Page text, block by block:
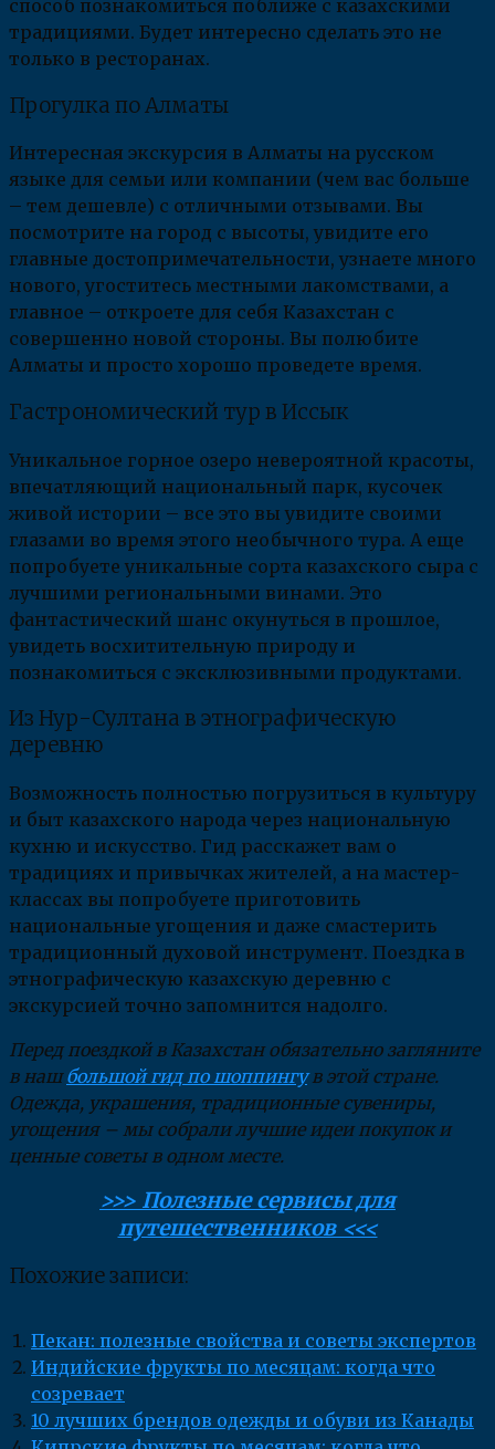
способ познакомиться поближе с казахскими
традициями. Будет интересно сделать это не
только в ресторанах.
Прогулка по Алматы
Интересная экскурсия в Алматы на русском
языке для семьи или компании (чем вас больше
– тем дешевле) с отличными отзывами. Вы
посмотрите на город с высоты, увидите его
главные достопримечательности, узнаете много
нового, угоститесь местными лакомствами, а
главное – откроете для себя Казахстан с
совершенно новой стороны. Вы полюбите
Алматы и просто хорошо проведете время.
Гастрономический тур в Иссык
Уникальное горное озеро невероятной красоты,
впечатляющий национальный парк, кусочек
живой истории – все это вы увидите своими
глазами во время этого необычного тура. А еще
попробуете уникальные сорта казахского сыра с
лучшими региональными винами. Это
фантастический шанс окунуться в прошлое,
увидеть восхитительную природу и
познакомиться с эксклюзивными продуктами.
Из Нур-Султана в этнографическую
деревню
Возможность полностью погрузиться в культуру
и быт казахского народа через национальную
кухню и искусство. Гид расскажет вам о
традициях и привычках жителей, а на мастер-
классах вы попробуете приготовить
национальные угощения и даже смастерить
традиционный духовой инструмент. Поездка в
этнографическую казахскую деревню с
экскурсией точно запомнится надолго.
Перед поездкой в Казахстан обязательно загляните
в нашбольшой гид по шоппингув этой стране.
Одежда, украшения, традиционные сувениры,
угощения – мы собрали лучшие идеи покупок и
ценные советы в одном месте.
>>> Полезные сервисы для
путешественников <<<
Похожие записи:
Пекан: полезные свойства и советы экспертов
Индийские фрукты по месяцам: когда что
созревает
10 лучших брендов одежды и обуви из Канады